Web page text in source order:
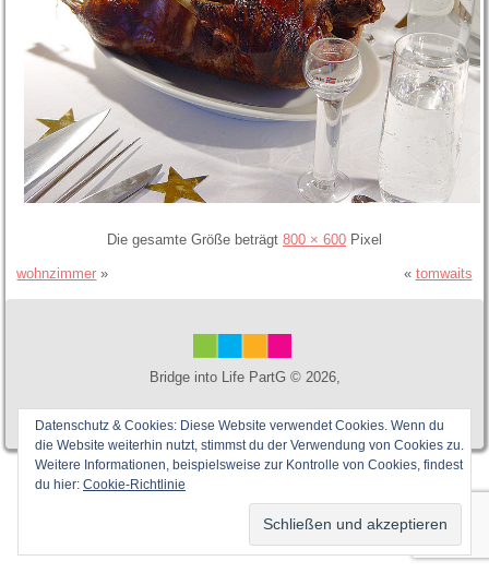
Die gesamte Größe beträgt 800 × 600 Pixel
wohnzimmer » « tomwaits
Bridge into Life PartG © 2026,
Datenschutz & Cookies: Diese Website verwendet Cookies. Wenn du
die Website weiterhin nutzt, stimmst du der Verwendung von Cookies zu.
Weitere Informationen, beispielsweise zur Kontrolle von Cookies, findest
du hier: Cookie-Richtlinie